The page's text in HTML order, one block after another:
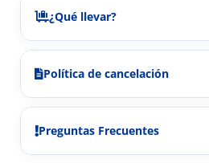
¿Qué llevar?
Política de cancelación
Preguntas Frecuentes